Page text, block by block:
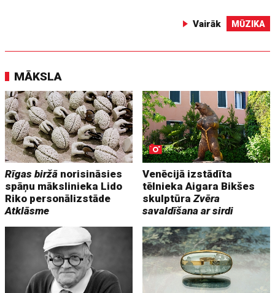
Vairāk MŪZIKA
MĀKSLA
Rīgas biržā norisināsies
spāņu mākslinieka Lido
Riko personālizstāde
Atklāsme
Venēcijā izstādīta
tēlnieka Aigara Bikšes
skulptūraZvēra
savaldīšana ar sirdi